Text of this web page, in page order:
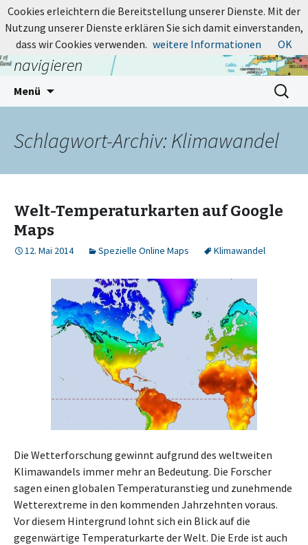
MapsBlog.de
Online-Karten: suchen, entdecken,
navigieren
Menü
Suchen
nach:
Schlagwort-Archiv: Klimawandel
Welt-Temperaturkarten auf Google
Maps
12. Mai 2014 Spezielle Online Maps Klimawandel
Die Wetterforschung gewinnt aufgrund des weltweiten
Klimawandels immer mehr an Bedeutung. Die Forscher
sagen einen globalen Temperaturanstieg und zunehmende
Wetterextreme in den kommenden Jahrzehnten voraus.
Vor diesem Hintergrund lohnt sich ein Blick auf die
gegenwärtige Temperaturkarte der Welt. Die Erde ist auch
Cookies erleichtern die Bereitstellung unserer Dienste. Mit der
Nutzung unserer Dienste erklären Sie sich damit einverstanden,
dass wir Cookies verwenden. weitere Informationen OK